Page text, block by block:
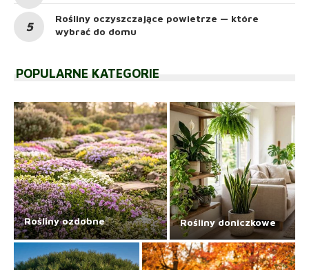
Rośliny oczyszczające powietrze — które
wybrać do domu
POPULARNE KATEGORIE
Rośliny ozdobne Rośliny doniczkowe